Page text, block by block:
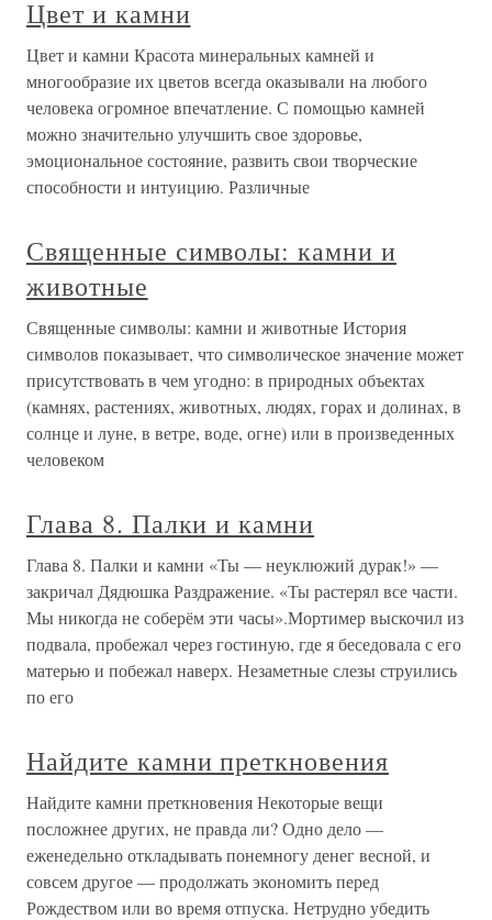
Цвет и камни
Цвет и камни Красота минеральных камней и
многообразие их цветов всегда оказывали на любого
человека огромное впечатление. С помощью камней
можно значительно улучшить свое здоровье,
эмоциональное состояние, развить свои творческие
способности и интуицию. Различные
Священные символы: камни и
животные
Священные символы: камни и животные История
символов показывает, что символическое значение может
присутствовать в чем угодно: в природных объектах
(камнях, растениях, животных, людях, горах и долинах, в
солнце и луне, в ветре, воде, огне) или в произведенных
человеком
Глава 8. Палки и камни
Глава 8. Палки и камни «Ты — неуклюжий дурак!» —
закричал Дядюшка Раздражение. «Ты растерял все части.
Мы никогда не соберём эти часы».Мортимер выскочил из
подвала, пробежал через гостиную, где я беседовала с его
матерью и побежал наверх. Незаметные слезы струились
по его
Найдите камни преткновения
Найдите камни преткновения Некоторые вещи
посложнее других, не правда ли? Одно дело —
еженедельно откладывать понемногу денег весной, и
совсем другое — продолжать экономить перед
Рождеством или во время отпуска. Нетрудно убедить